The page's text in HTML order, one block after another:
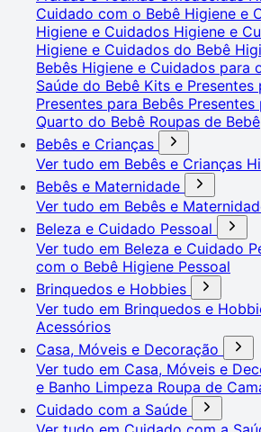
Cuidado com o Bebê Higiene e
Higiene e Cuidados Higiene e
Higiene e Cuidados do Bebê
Bebês Higiene e Cuidados para
Saúde do Bebê Kits e Presentes
Presentes para Bebês Presentes
Quarto do Bebê Roupas de Bebê
Bebês e Crianças
Ver tudo em Bebês e Crianças
Bebês e Maternidade
Ver tudo em Bebês e
Beleza e Cuidado Pessoal
Ver tudo em Beleza e Cuidado
com o Bebê Higiene Pessoal
Brinquedos e Hobbies
Ver tudo em Brinquedos e
Acessórios
Casa, Móveis e Decoração
Ver tudo em Casa, Móveis e
e Banho Limpeza Roupa de
Cuidado com a Saúde